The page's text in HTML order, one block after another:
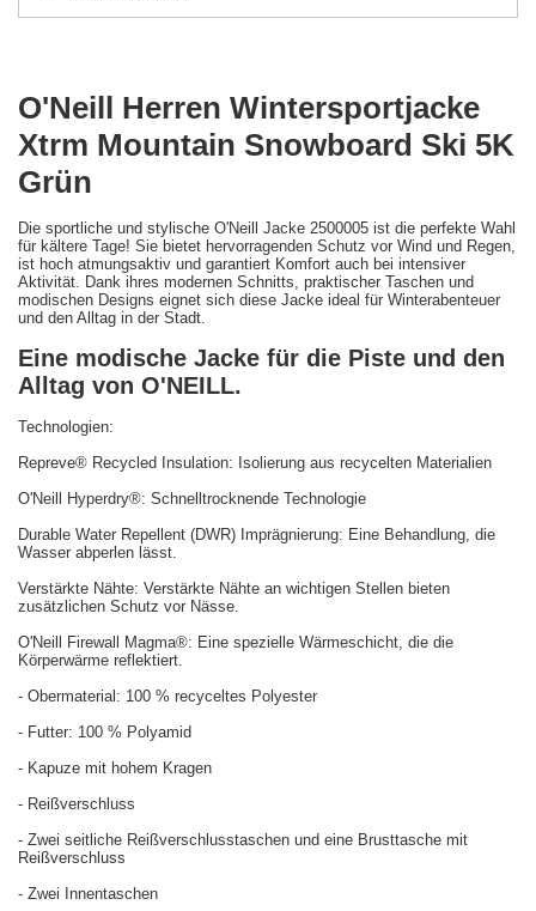
O'Neill Herren Wintersportjacke
Xtrm Mountain Snowboard Ski 5K
Grün
Die sportliche und stylische O'Neill Jacke 2500005 ist die perfekte Wahl
für kältere Tage! Sie bietet hervorragenden Schutz vor Wind und Regen,
ist hoch atmungsaktiv und garantiert Komfort auch bei intensiver
Aktivität. Dank ihres modernen Schnitts, praktischer Taschen und
modischen Designs eignet sich diese Jacke ideal für Winterabenteuer
und den Alltag in der Stadt.
Eine modische Jacke für die Piste und den
Alltag von O'NEILL.
Technologien:
Repreve® Recycled Insulation: Isolierung aus recycelten Materialien
O'Neill Hyperdry®: Schnelltrocknende Technologie
Durable Water Repellent (DWR) Imprägnierung: Eine Behandlung, die
Wasser abperlen lässt.
Verstärkte Nähte: Verstärkte Nähte an wichtigen Stellen bieten
zusätzlichen Schutz vor Nässe.
O'Neill Firewall Magma®: Eine spezielle Wärmeschicht, die die
Körperwärme reflektiert.
- Obermaterial: 100 % recyceltes Polyester
- Futter: 100 % Polyamid
- Kapuze mit hohem Kragen
- Reißverschluss
- Zwei seitliche Reißverschlusstaschen und eine Brusttasche mit
Reißverschluss
- Zwei Innentaschen